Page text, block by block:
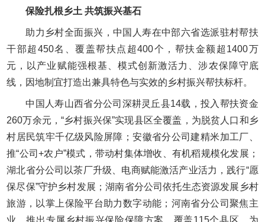
保险扎根乡土 共筑振兴基石
助力乡村全面振兴，中国人寿在中部六省选派驻村帮扶
干部超450名、覆盖帮扶点超400个，帮扶金额超1400万
元，以产业赋能强根基、模式创新激活力、涉农保障守底
线，因地制宜打造出兼具特色与实效的乡村振兴帮扶标杆。
中国人寿山西省分公司深耕灵丘县14载，投入帮扶资金
260万余元，“乡村振兴保”实现县区全覆盖，为脱贫人口和乡
村居民筑牢千亿级风险屏障；安徽省分公司建精米加工厂、
推“公司+农户”模式，带动村集体增收、有机稻规模化发展；
湖北省分公司以茶厂升级、电商赋能激活产业活力，践行“愿
保尽保”守护乡村发展；湖南省分公司依托生态资源发展乡村
旅游，以掌上保险平台助力数字动能；河南省分公司聚焦主
业，推出专属乡村振兴保险保障方案，覆盖115个县区，为